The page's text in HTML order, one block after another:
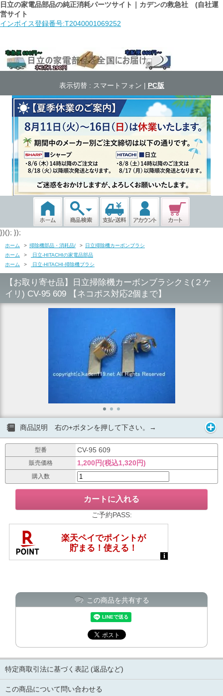
日立の家電品部品の純正消耗パーツサイト｜カデンの救急社 (自社運
営サイト
インボイス登録番号:T2040001069252
表示切替 : スマートフォン | PC版
})(); });
ホーム > 掃除機部品・消耗品/ > 日立掃除機カーボンブラシ
ホーム
>
日立-HITACHIの家電品部品
ホーム
> 日立-HITACHI-掃除機ブラシ
【お取り寄せ品】日立掃除機カーボンブラシクミ(２ケ
イリ) CV-95 609 【ネコポス対応2個まで】
商品説明 右の+ボタンを押して下さい。→
型番 CV-95 609
販売価格 1,200円(税込1,320円)
購入数
ご予約PASS:
この商品を共有する
特定商取引法に基づく表記 (返品など)
この商品について問い合わせる